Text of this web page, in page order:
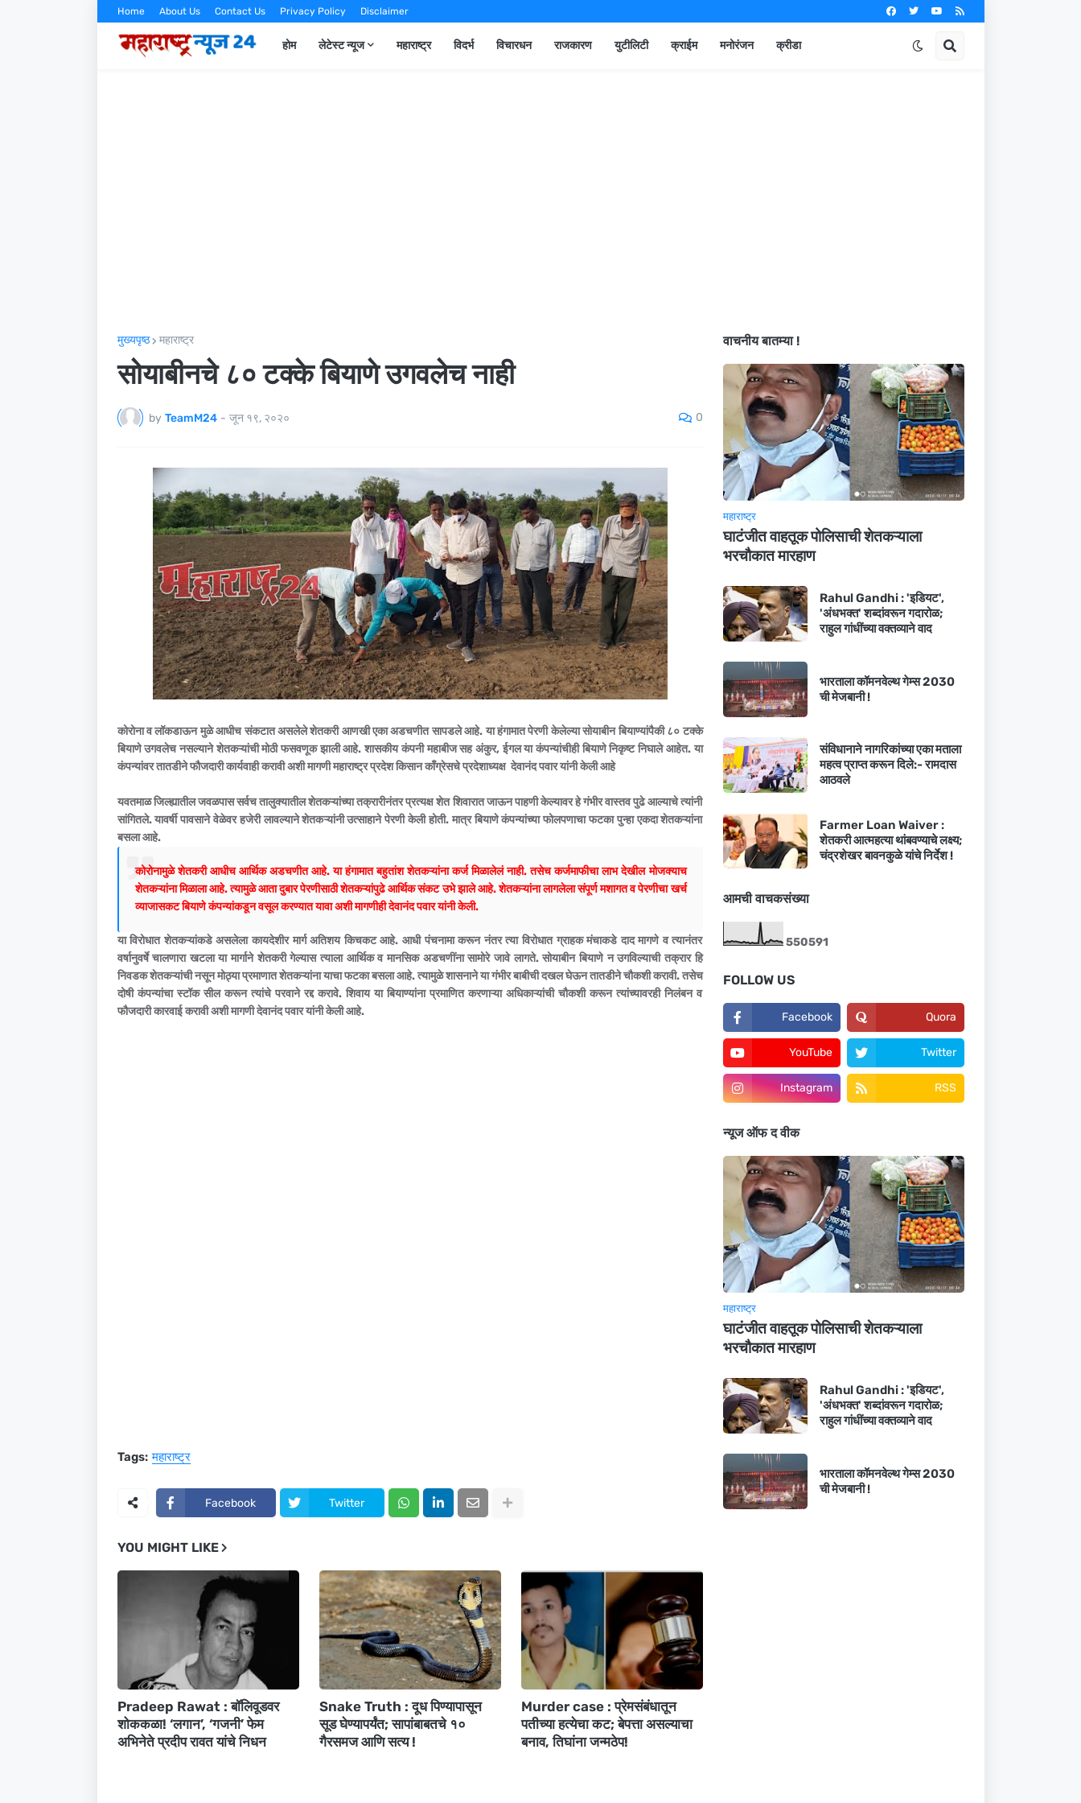
Home About Us Contact Us Privacy Policy Disclaimer
होम लेटेस्ट न्यूज महाराष्ट्र विदर्भ विचारधन राजकारण युटीलिटी क्राईम मनोरंजन क्रीडा
मुख्यपृष्ठ महाराष्ट्र
सोयाबीनचे ८० टक्के बियाणे उगवलेच नाही
by TeamM24 - जून १९, २०२० 0
कोरोना व लॉकडाऊन मुळे आधीच संकटात असलेले शेतकरी आणखी एका अडचणीत सापडले आहे. या हंगामात पेरणी केलेल्या सोयाबीन बियाण्यांपैकी ८० टक्के
बियाणे उगवलेच नसल्याने शेतकऱ्यांची मोठी फसवणूक झाली आहे. शासकीय कंपनी महाबीज सह अंकुर, ईगल या कंपन्यांचीही बियाणे निकृष्ट निघाले आहेत. या
कंपन्यांवर तातडीने फौजदारी कार्यवाही करावी अशी मागणी महाराष्ट्र प्रदेश किसान काँग्रेसचे प्रदेशाध्यक्ष देवानंद पवार यांनी केली आहे
यवतमाळ जिल्ह्यातील जवळपास सर्वच तालुक्यातील शेतकऱ्यांच्या तक्रारीनंतर प्रत्यक्ष शेत शिवारात जाऊन पाहणी केल्यावर हे गंभीर वास्तव पुढे आल्याचे त्यांनी
सांगितले. यावर्षी पावसाने वेळेवर हजेरी लावल्याने शेतकऱ्यांनी उत्साहाने पेरणी केली होती. मात्र बियाणे कंपन्यांच्या फोलपणाचा फटका पुन्हा एकदा शेतकऱ्यांना
बसला आहे.
कोरोनामुळे शेतकरी आधीच आर्थिक अडचणीत आहे. या हंगामात बहुतांश शेतकऱ्यांना कर्ज मिळालेलं नाही. तसेच कर्जमाफीचा लाभ देखील मोजक्याच
शेतकऱ्यांना मिळाला आहे. त्यामुळे आता दुबार पेरणीसाठी शेतकऱ्यांपुढे आर्थिक संकट उभे झाले आहे. शेतकऱ्यांना लागलेला संपूर्ण मशागत व पेरणीचा खर्च
व्याजासकट बियाणे कंपन्यांकडून वसूल करण्यात यावा अशी मागणीही देवानंद पवार यांनी केली.
या विरोधात शेतकऱ्यांकडे असलेला कायदेशीर मार्ग अतिशय किचकट आहे. आधी पंचनामा करून नंतर त्या विरोधात ग्राहक मंचाकडे दाद मागणे व त्यानंतर
वर्षानुवर्षे चालणारा खटला या मार्गाने शेतकरी गेल्यास त्याला आर्थिक व मानसिक अडचणींना सामोरे जावे लागते. सोयाबीन बियाणे न उगविल्याची तक्रार हि
निवडक शेतकऱ्यांची नसून मोठ्या प्रमाणात शेतकऱ्यांना याचा फटका बसला आहे. त्यामुळे शासनाने या गंभीर बाबीची दखल घेऊन तातडीने चौकशी करावी. तसेच
दोषी कंपन्यांचा स्टॉक सील करून त्यांचे परवाने रद्द करावे. शिवाय या बियाण्यांना प्रमाणित करणाऱ्या अधिकाऱ्यांची चौकशी करून त्यांच्यावरही निलंबन व
फौजदारी कारवाई करावी अशी मागणी देवानंद पवार यांनी केली आहे.
Tags: महाराष्ट्र
Facebook Twitter
YOU MIGHT LIKE
Pradeep Rawat : बॉलिवूडवर
शोककळा! ‘लगान’, ‘गजनी’ फेम
अभिनेते प्रदीप रावत यांचे निधन
Snake Truth : दूध पिण्यापासून
सूड घेण्यापर्यंत; सापांबाबतचे १०
गैरसमज आणि सत्य !
Murder case : प्रेमसंबंधातून
पतीच्या हत्येचा कट; बेपत्ता असल्याचा
बनाव, तिघांना जन्मठेप!
वाचनीय बातम्या !
महाराष्ट्र
घाटंजीत वाहतूक पोलिसाची शेतकऱ्याला
भरचौकात मारहाण
Rahul Gandhi : 'इडियट',
'अंधभक्त' शब्दांवरून गदारोळ;
राहुल गांधींच्या वक्तव्याने वाद
भारताला कॉमनवेल्थ गेम्स 2030
ची मेजबानी !
संविधानाने नागरिकांच्या एका मताला
महत्व प्राप्त करून दिले:- रामदास
आठवले
Farmer Loan Waiver :
शेतकरी आत्महत्या थांबवण्याचे लक्ष्य;
चंद्रशेखर बावनकुळे यांचे निर्देश !
आमची वाचकसंख्या
550591
FOLLOW US
Facebook Quora
YouTube Twitter
Instagram RSS
न्यूज ऑफ द वीक
महाराष्ट्र
घाटंजीत वाहतूक पोलिसाची शेतकऱ्याला
भरचौकात मारहाण
Rahul Gandhi : 'इडियट',
'अंधभक्त' शब्दांवरून गदारोळ;
राहुल गांधींच्या वक्तव्याने वाद
भारताला कॉमनवेल्थ गेम्स 2030
ची मेजबानी !